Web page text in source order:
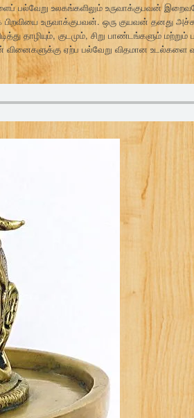
பல்வேறு உலகங்களிலும் உருவாக்குபவன்
உருவாக்குபவன். ஒரு குயவன் தனது
தாழியும், குடமும், சிறு பாண்டங்களும்
ஏற்ப பல்வேறு விதமான உடல்களை